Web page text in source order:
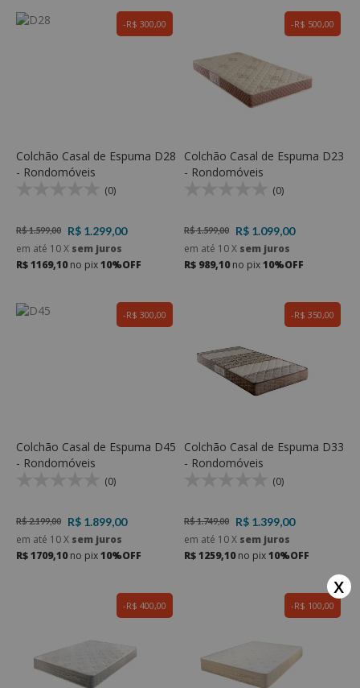
R$ 300,00
Colchão Casal de Espuma D28
- Rondomóveis
(0)
R$ 1.599,00
R$ 1.299,00
em até 10X sem juros
R$ 1169,10no pix10%OFF
R$ 500,00
Colchão Casal de Espuma D23
- Rondomóveis
(0)
R$ 1.599,00
R$ 1.099,00
em até 10X sem juros
R$ 989,10no pix10%OFF
R$ 300,00
Colchão Casal de Espuma D45
- Rondomóveis
(0)
R$ 2.199,00
R$ 1.899,00
em até 10X sem juros
R$ 1709,10no pix10%OFF
R$ 350,00
Colchão Casal de Espuma D33
- Rondomóveis
(0)
R$ 1.749,00
R$ 1.399,00
em até 10X sem juros
R$ 1259,10no pix10%OFF
R$ 400,00 R$ 100,00
x